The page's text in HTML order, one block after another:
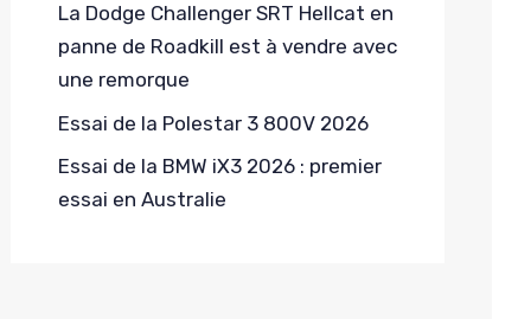
La Dodge Challenger SRT Hellcat en
panne de Roadkill est à vendre avec
une remorque
Essai de la Polestar 3 800V 2026
Essai de la BMW iX3 2026 : premier
essai en Australie